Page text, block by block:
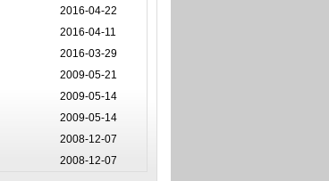
2016-04-22
2016-04-11
2016-03-29
2009-05-21
2009-05-14
2009-05-14
2008-12-07
2008-12-07